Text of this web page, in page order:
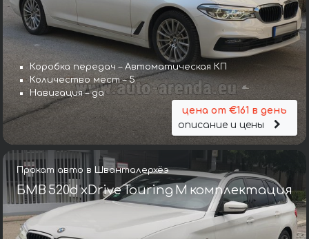
Коробка передач – Автоматическая КП
Количество мест – 5
Навигация – да
цена от €161 в день
описание и цены
Прокат авто в Шванталерхёэ
БМВ 520d xDrive Touring M комплектация